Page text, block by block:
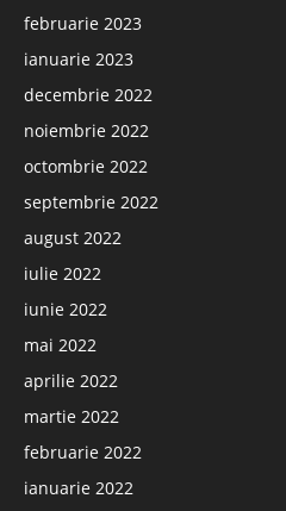
februarie 2023
ianuarie 2023
decembrie 2022
noiembrie 2022
octombrie 2022
septembrie 2022
august 2022
iulie 2022
iunie 2022
mai 2022
aprilie 2022
martie 2022
februarie 2022
ianuarie 2022